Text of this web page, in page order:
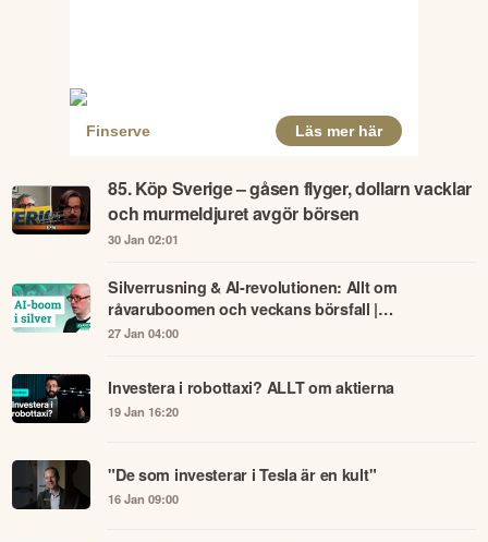
85. Köp Sverige – gåsen flyger, dollarn vacklar
och murmeldjuret avgör börsen
30 Jan 02:01
Silverrusning & AI-revolutionen: Allt om
råvaruboomen och veckans börsfall |
Avanzapodden #433
27 Jan 04:00
Investera i robottaxi? ALLT om aktierna
19 Jan 16:20
"De som investerar i Tesla är en kult"
16 Jan 09:00